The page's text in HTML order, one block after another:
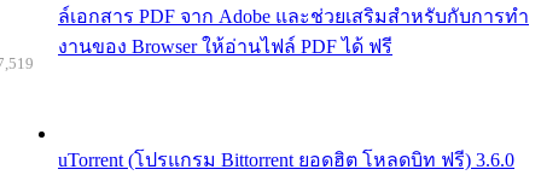
ล์เอกสาร PDF จาก Adobe และช่วยเสริมสำหรับกับการทำ
งานของ Browser ให้อ่านไฟล์ PDF ได้ ฟรี
uTorrent (โปรแกรม Bittorrent ยอดฮิต โหลดบิท ฟรี) 3.6.0